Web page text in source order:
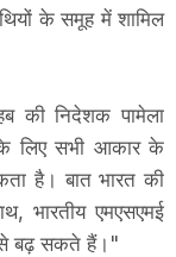
के समूह में शामिल
की निदेशक पामेला
के लिए सभी आकार के
है। बात भारत की
भारतीय एमएसएमई
से बढ़ सकते हैं।"